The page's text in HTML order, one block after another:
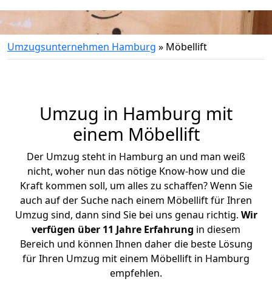
Umzugsunternehmen Hamburg » Möbellift
Umzug in Hamburg mit
einem Möbellift
Der Umzug steht in Hamburg an und man weiß
nicht, woher nun das nötige Know-how und die
Kraft kommen soll, um alles zu schaffen? Wenn Sie
auch auf der Suche nach einem Möbellift für Ihren
Umzug sind, dann sind Sie bei uns genau richtig. Wir
verfügen über 11 Jahre Erfahrung in diesem
Bereich und können Ihnen daher die beste Lösung
für Ihren Umzug mit einem Möbellift in Hamburg
empfehlen.